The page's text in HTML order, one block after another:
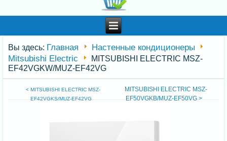
Вы здесь: Главная
Настенные кондиционеры
Mitsubishi Electric
MITSUBISHI ELECTRIC MSZ-
EF42VGKW/MUZ-EF42VG
< MITSUBISHI ELECTRIC MSZ-
EF42VGKS/MUZ-EF42VG
MITSUBISHI ELECTRIC MSZ-
EF50VGKB/MUZ-EF50VG >